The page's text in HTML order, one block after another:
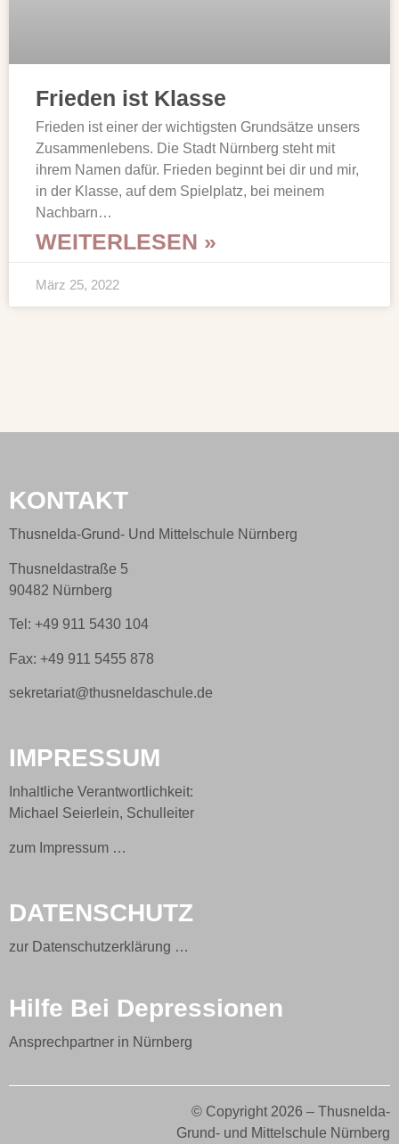
Frieden ist Klasse
Frieden ist einer der wichtigsten Grundsätze unsers
Zusammenlebens. Die Stadt Nürnberg steht mit
ihrem Namen dafür. Frieden beginnt bei dir und mir,
in der Klasse, auf dem Spielplatz, bei meinem
Nachbarn…
WEITERLESEN »
März 25, 2022
KONTAKT
Thusnelda-Grund- Und Mittelschule Nürnberg
Thusneldastraße 5
90482 Nürnberg
Tel: +49 911 5430 104
Fax: +49 911 5455 878
sekretariat@thusneldaschule.de
IMPRESSUM
Inhaltliche Verantwortlichkeit:
Michael Seierlein, Schulleiter
zum Impressum …
DATENSCHUTZ
zur Datenschutzerklärung …
Hilfe Bei Depressionen
Ansprechpartner in Nürnberg
© Copyright 2026 – Thusnelda-
Grund- und Mittelschule Nürnberg